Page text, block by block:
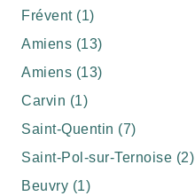
Frévent (1)
Amiens (13)
Amiens (13)
Carvin (1)
Saint-Quentin (7)
Saint-Pol-sur-Ternoise (2)
Beuvry (1)